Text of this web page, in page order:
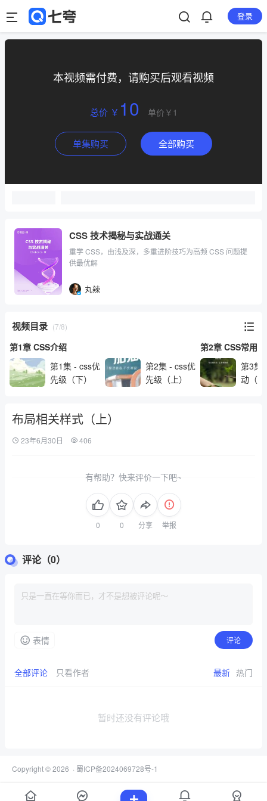
登录
本视频需付费，请购买后观看视频
总价 ￥ 10 单价￥1
单集购买 全部购买
CSS 技术揭秘与实战通关
重学 CSS，由浅及深，多重进阶技巧为高频 CSS 问题提
供最优解
丸辣
视频目录 (7/8)
第1章 CSS介绍
第1集 - css优
先级（下）
第2集 - css优
先级（上）
第2章 CSS常用
第3集
动（
布局相关样式（上）
23年6月30日 406
有帮助？快来评价一下吧~
分享 举报
评论（0）
表情 评论
全部评论 只看作者 最新 热门
暂时还没有评论哦
Copyright © 2026 · 蜀ICP备2024069728号-1